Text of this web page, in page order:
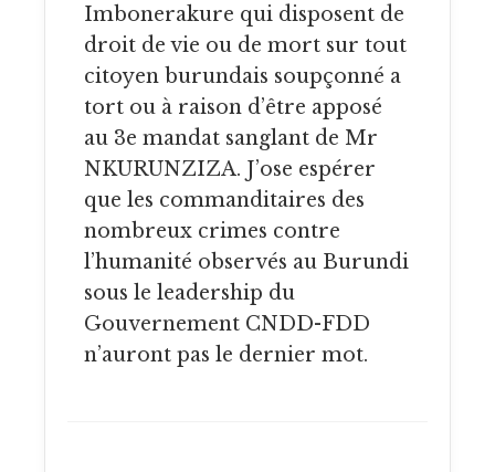
Imbonerakure qui disposent de
droit de vie ou de mort sur tout
citoyen burundais soupçonné a
tort ou à raison d’être apposé
au 3e mandat sanglant de Mr
NKURUNZIZA. J’ose espérer
que les commanditaires des
nombreux crimes contre
l’humanité observés au Burundi
sous le leadership du
Gouvernement CNDD-FDD
n’auront pas le dernier mot.